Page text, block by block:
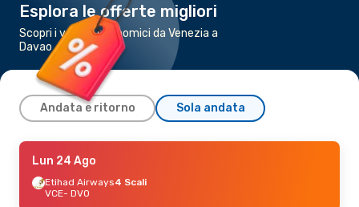
Esplora le offerte migliori
Scopri i voli più economici da Venezia a
Davao
Andata e ritorno Sola andata
Lun 24 Ago
Turkish Airlines2 Scali
VCE- DVO
Lun 24 Ago
Etihad Airways4 Scali
VCE- DVO